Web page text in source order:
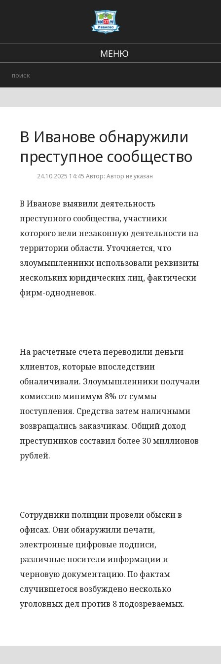
МЕНЮ
Городские события
В Иванове обнаружили
преступное сообщество
24.10.2025 14:45 Автор: Автор не указан
В Иванове выявили деятельность
преступного сообщества, участники
которого вели незаконную деятельности на
территории области. Уточняется, что
злоумышленники использовали реквизиты
нескольких юридических лиц, фактически
фирм-однодневок.
На расчетные счета переводили деньги
клиентов, которые впоследствии
обналичивали. Злоумышленники получали
комиссию минимум 8% от суммы
поступления. Средства затем наличными
возвращались заказчикам. Общий доход
преступников составил более 30 миллионов
рублей.
Сотрудники полиции провели обыски в
офисах. Они обнаружили печати,
электронные цифровые подписи,
различные носители информации и
черновую документацию. По фактам
случившегося возбуждено несколько
уголовных дел против 8 подозреваемых.